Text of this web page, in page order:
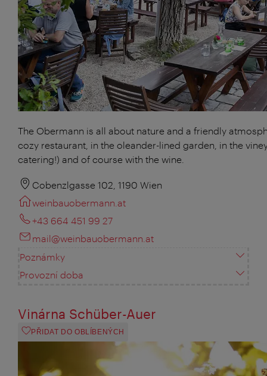
The Obermann is all about nature and a friendly
cozy restaurant, in the oleander-lined garden, in the
catering!) and of course with the wine.
Cobenzlgasse 102, 1190 Wien
weinbauobermann.at
+43 664 451 99 27
mail@weinbauobermann.at
Poznámky
Provozní doba
Vinárna Schüber-Auer
PŘIDAT DO OBLÍBENÝCH